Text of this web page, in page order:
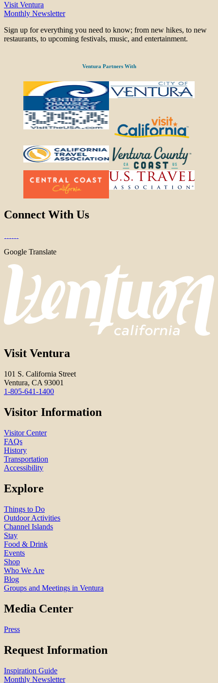
Visit Ventura
Monthly Newsletter
Sign up for everything you need to know; from new hikes, to new
restaurants, to upcoming festivals, music, and entertainment.
Ventura Partners With
Connect With Us
Google Translate
Visit Ventura
101 S. California Street
Ventura, CA 93001
1-805-641-1400
Visitor Information
Visitor Center
FAQs
History
Transportation
Accessibility
Explore
Things to Do
Outdoor Activities
Channel Islands
Stay
Food & Drink
Events
Shop
Who We Are
Blog
Groups and Meetings in Ventura
Media Center
Press
Request Information
Inspiration Guide
Monthly Newsletter